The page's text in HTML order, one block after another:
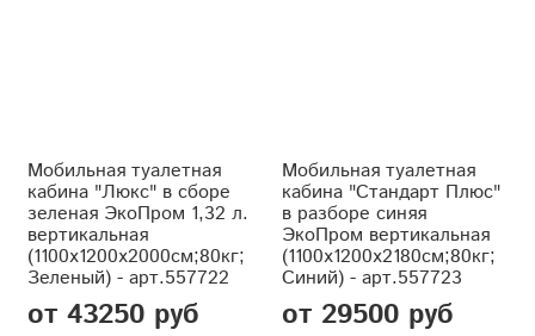
Мобильная туалетная
кабина "Люкс" в сборе
зеленая ЭкоПром 1,32 л.
вертикальная
(1100x1200x2000см;80кг;
Зеленый) - арт.557722
от 43250 руб
Мобильная туалетная
кабина "Стандарт Плюс"
в разборе синяя
ЭкоПром вертикальная
(1100x1200x2180см;80кг;
Синий) - арт.557723
от 29500 руб